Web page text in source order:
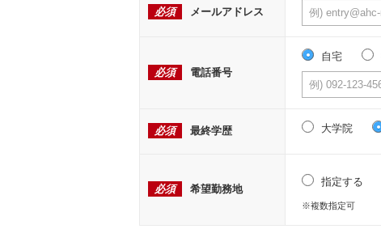
必須 メールアドレス
必須 電話番号
自宅
必須 最終学歴 大学院
必須 希望勤務地
指定する
※複数指定可